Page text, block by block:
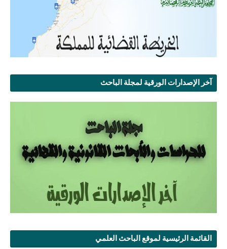
آخر الإصدارات الورقية لمجلة الباحث
القائمة الرئيسية لموقع الباحث العلمي